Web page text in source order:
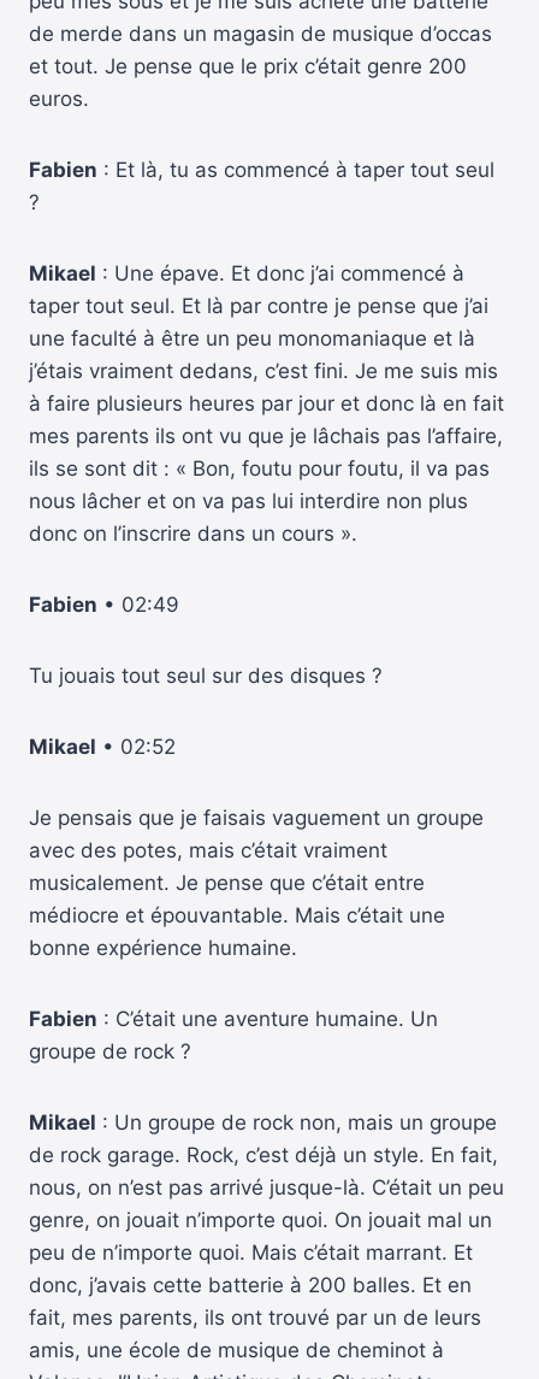
de merde dans un magasin de musique d’occas
et tout. Je pense que le prix c’était genre 200
euros.
Fabien : Et là, tu as commencé à taper tout seul
?
Mikael : Une épave. Et donc j’ai commencé à
taper tout seul. Et là par contre je pense que j’ai
une faculté à être un peu monomaniaque et là
j’étais vraiment dedans, c’est fini. Je me suis mis
à faire plusieurs heures par jour et donc là en fait
mes parents ils ont vu que je lâchais pas l’affaire,
ils se sont dit : « Bon, foutu pour foutu, il va pas
nous lâcher et on va pas lui interdire non plus
donc on l’inscrire dans un cours ».
Fabien • 02:49
Tu jouais tout seul sur des disques ?
Mikael • 02:52
Je pensais que je faisais vaguement un groupe
avec des potes, mais c’était vraiment
musicalement. Je pense que c’était entre
médiocre et épouvantable. Mais c’était une
bonne expérience humaine.
Fabien : C’était une aventure humaine. Un
groupe de rock ?
Mikael : Un groupe de rock non, mais un groupe
de rock garage. Rock, c’est déjà un style. En fait,
nous, on n’est pas arrivé jusque-là. C’était un peu
genre, on jouait n’importe quoi. On jouait mal un
peu de n’importe quoi. Mais c’était marrant. Et
donc, j’avais cette batterie à 200 balles. Et en
fait, mes parents, ils ont trouvé par un de leurs
amis, une école de musique de cheminot à